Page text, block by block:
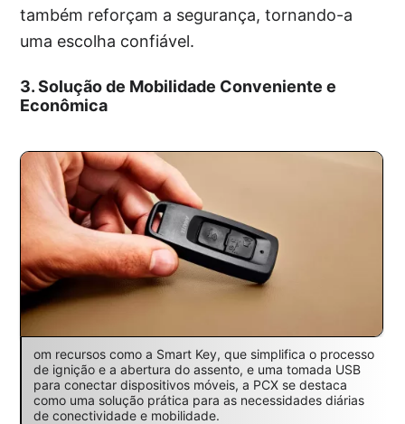
também reforçam a segurança, tornando-a
uma escolha confiável.
3. Solução de Mobilidade Conveniente e
Econômica
om recursos como a Smart Key, que simplifica o processo
de ignição e a abertura do assento, e uma tomada USB
para conectar dispositivos móveis, a PCX se destaca
como uma solução prática para as necessidades diárias
de conectividade e mobilidade.